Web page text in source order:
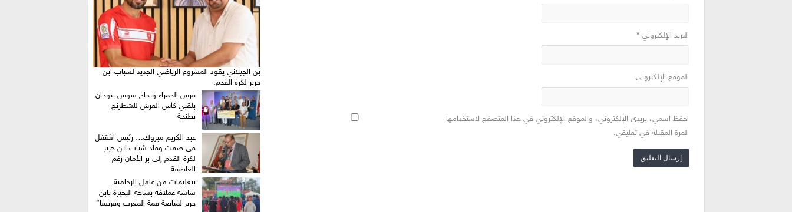
بن الجيلاني يقود المشروع الرياضي الجديد لشباب ابن
جرير لكرة القدم.
فرس الحمراء ونجاح سوس يتوجان
بلقبي كأس العرش للشطرنج
بطنجة
عبد الكريم مبروك… رئيس اشتغل
في صمت وقاد شباب ابن جرير
لكرة القدم إلى بر الأمان رغم
العاصفة
بتعليمات من عامل الرحامنة..
شاشة عملاقة بساحة البحيرة بابن
جرير لمتابعة قمة المغرب وفرنسا”
البريد الإلكتروني*
الموقع الإلكتروني
احفظ اسمي، بريدي الإلكتروني، والموقع الإلكتروني في هذا المتصفح لاستخدامها
المرة المقبلة في تعليقي.